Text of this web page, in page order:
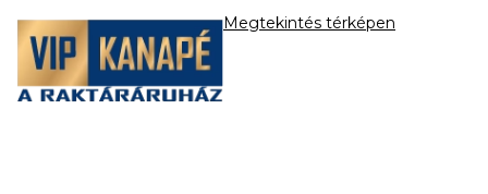
Megtekintés térképen